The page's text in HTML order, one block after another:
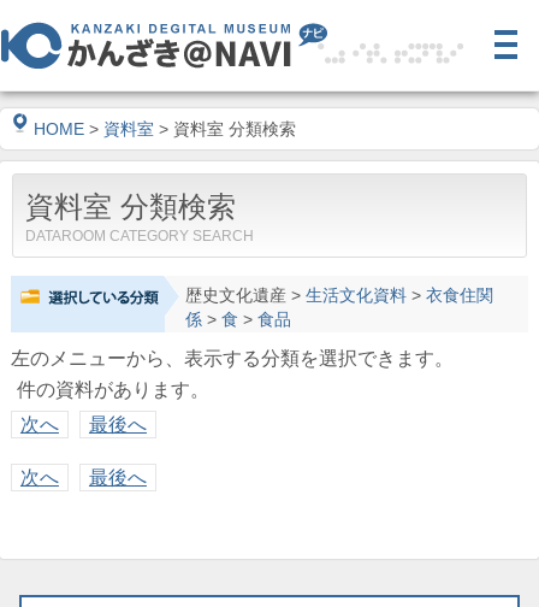
HOME > 資料室 > 資料室 分類検索
資料室 分類検索
DATAROOM CATEGORY SEARCH
歴史文化遺産> 生活文化資料> 衣食住関
係> 食 > 食品
左のメニューから、表示する分類を選択できます。
件の資料があります。
次へ
最後へ
次へ 最後へ